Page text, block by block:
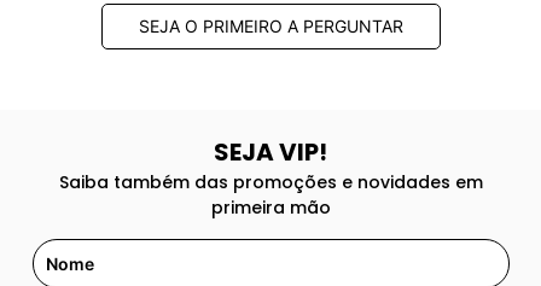
SEJA O PRIMEIRO A PERGUNTAR
SEJA VIP!
Saiba também das promoções e novidades em
primeira mão